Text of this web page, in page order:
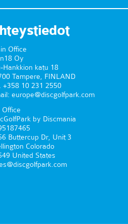
Office
Oy
Hankkion katu 18
Tampere, FINLAND
+358 10 231 2550
europe@discgolfpark.com
Office
by Discmania
Buttercup Dr, Unit 3
Colorado
United States